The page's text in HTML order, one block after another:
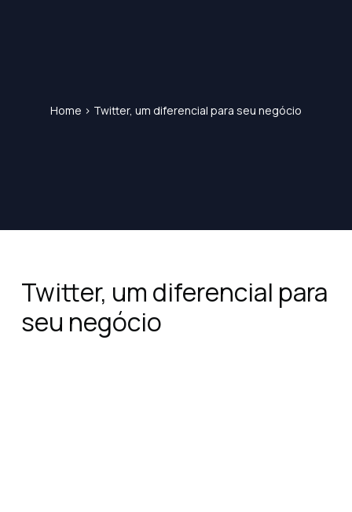
Home > Twitter, um diferencial para seu negócio
Twitter, um diferencial para
seu negócio